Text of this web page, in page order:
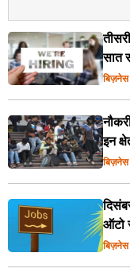
सात
बिज़नेस
इन
बिज़नेस
ऑटो
बिज़नेस